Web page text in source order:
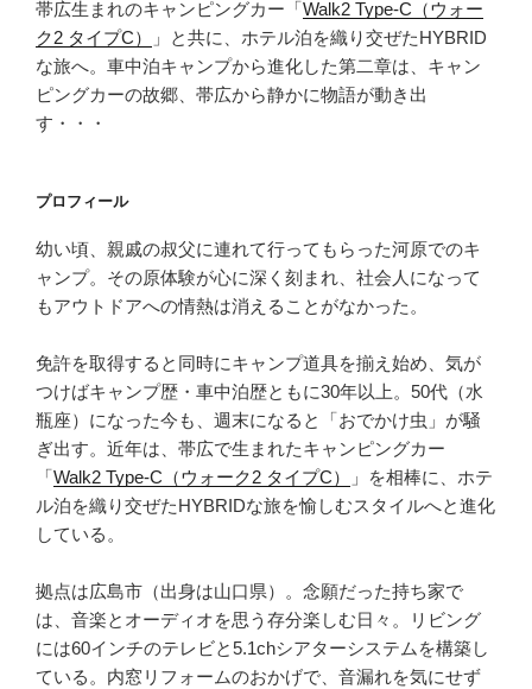
山
総
合
公
園
ン
プ
場
で
中
泊”
の
帯広生まれのキャンピングカー「Walk2 Type‑C（ウォー
ク2 タイプC）
」と共に、ホテル泊を織り交ぜたHYBRID
な旅へ。車中泊キャンプから進化した第二章は、キャン
ピングカーの故郷、帯広から静かに物語が動き出
す・・・
プロフィール
幼い頃、親戚の叔父に連れて行ってもらった河原でのキ
ャンプ。その原体験が心に深く刻まれ、社会人になって
もアウトドアへの情熱は消えることがなかった。
免許を取得すると同時にキャンプ道具を揃え始め、気が
つけばキャンプ歴・車中泊歴ともに30年以上。50代（水
瓶座）になった今も、週末になると「おでかけ虫」が騒
ぎ出す。近年は、帯広で生まれたキャンピングカー
「Walk2 Type‑C（ウォーク2 タイプC）
」を相棒に、ホテ
ル泊を織り交ぜたHYBRIDな旅を愉しむスタイルへと進化
している。
拠点は広島市（出身は山口県）。念願だった持ち家で
は、音楽とオーディオを思う存分楽しむ日々。リビング
には60インチのテレビと5.1chシアターシステムを構築し
ている。内窓リフォームのおかげで、音漏れを気にせず